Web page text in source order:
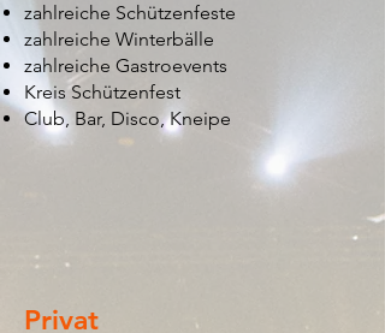
zahlreiche Schützenfeste
zahlreiche Winterbälle
zahlreiche Gastroevents
Kreis Schützenfest
Club, Bar, Disco, Kneipe
Privat